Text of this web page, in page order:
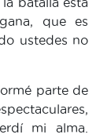
que es
ustedes no
parte de
mi alma.